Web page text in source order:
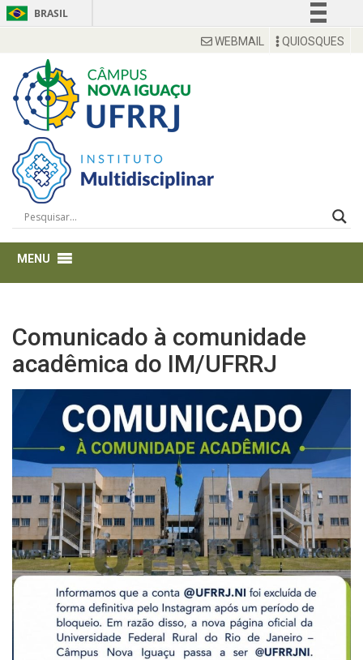
BRASIL
Simplifique!QUIOSQUES
WEBMAIL
Comunicado à comunidade
acadêmica do IM/UFRRJ